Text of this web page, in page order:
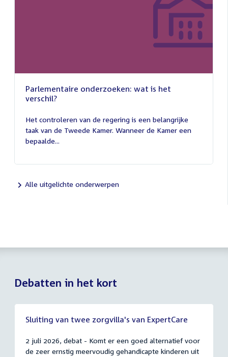
Parlementaire onderzoeken: wat is het
verschil?
juli
2026
Het controleren van de regering is een belangrijke
taak van de Tweede Kamer. Wanneer de Kamer een
bepaalde...
Alle uitgelichte onderwerpen
Debatten in het kort
Sluiting van twee zorgvilla's van ExpertCare
2 juli 2026, debat - Komt er een goed alternatief voor
de zeer ernstig meervoudig gehandicapte kinderen uit